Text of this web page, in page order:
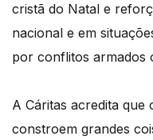
cristã do Natal e
nacional e em
por conflitos armados
A Cáritas acredita que
constroem grandes